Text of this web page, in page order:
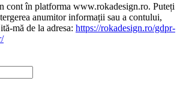
cont în platforma www.rokadesign.ro. Puteți
anumitor informații sau a contului,
mă de la adresa: https://rokadesign.ro/gdpr-